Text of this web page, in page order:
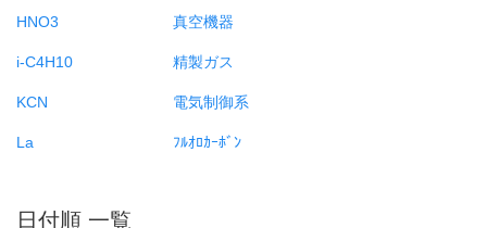
HNO3
i-C4H10
KCN
La
真空機器
精製ガス
電気制御系
ﾌﾙｵﾛｶｰﾎﾞﾝ
日付順 一覧